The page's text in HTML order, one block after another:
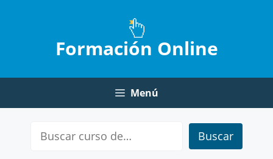
Formación Online
Menú
Buscar